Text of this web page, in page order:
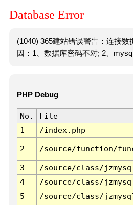
Database Error
(1040) 365建站错误警告：连接数
因：1、数据库密码不对; 2、mysql
PHP Debug
No. File
1
/index.php
2 /source/function/
3 /source/class/
4
/source/class/
5
/source/class/